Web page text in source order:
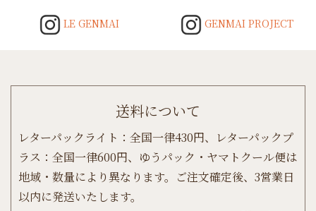
LE GENMAI GENMAI PROJECT
送料について
レターパックライト：全国一律430円、レターパックプ
ラス：全国一律600円、ゆうパック・ヤマトクール便は
地域・数量により異なります。ご注文確定後、3営業日
以内に発送いたします。